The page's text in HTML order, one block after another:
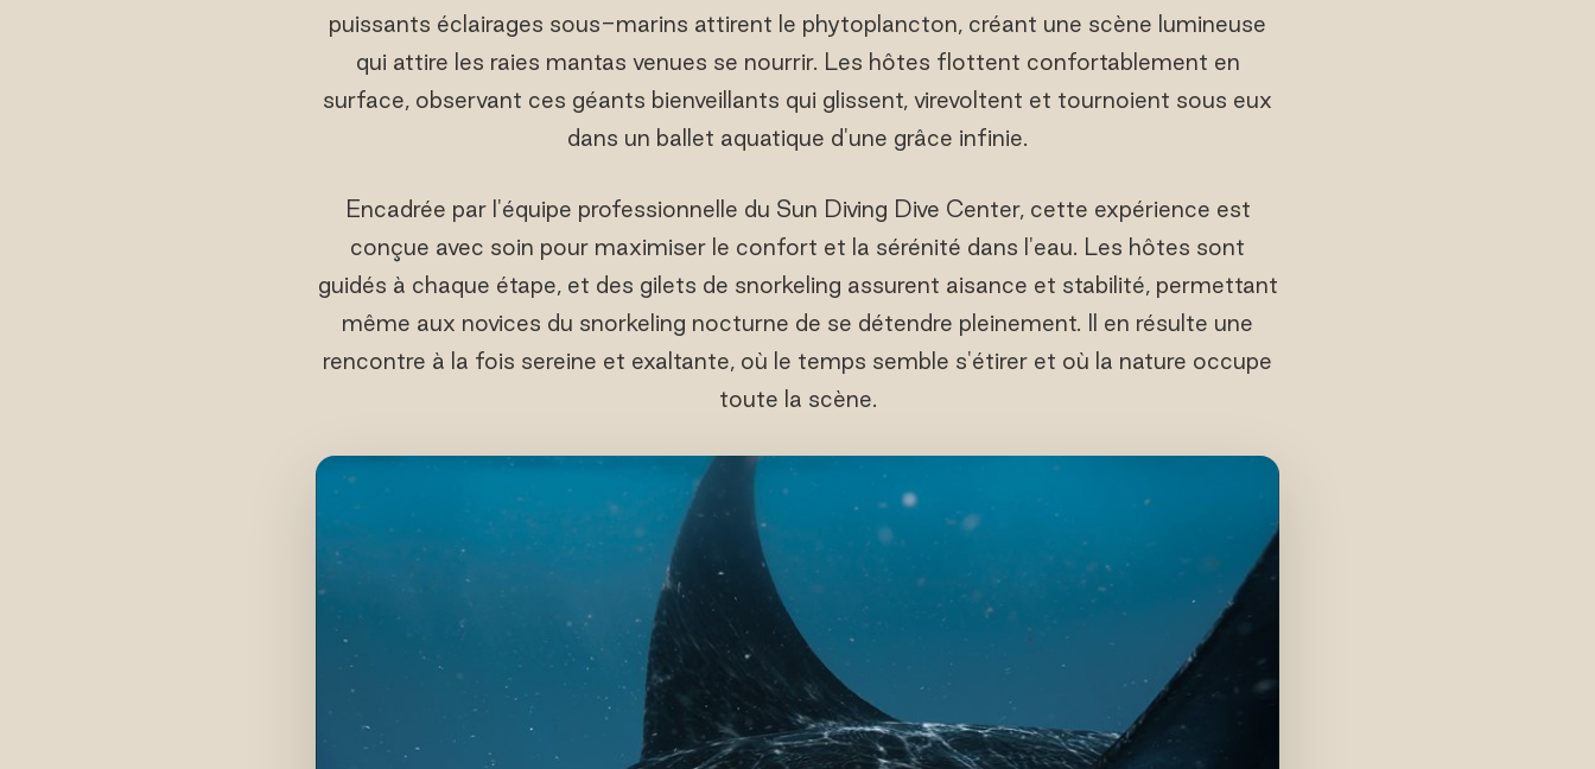
puissants éclairages sous-marins attirent le phytoplancton, créant une scène lumineuse
qui attire les raies mantas venues se nourrir. Les hôtes flottent confortablement en
surface, observant ces géants bienveillants qui glissent, virevoltent et tournoient sous eux
dans un ballet aquatique d'une grâce infinie.
Encadrée par l'équipe professionnelle du Sun Diving Dive Center, cette expérience est
conçue avec soin pour maximiser le confort et la sérénité dans l'eau. Les hôtes sont
guidés à chaque étape, et des gilets de snorkeling assurent aisance et stabilité, permettant
même aux novices du snorkeling nocturne de se détendre pleinement. Il en résulte une
rencontre à la fois sereine et exaltante, où le temps semble s'étirer et où la nature occupe
toute la scène.